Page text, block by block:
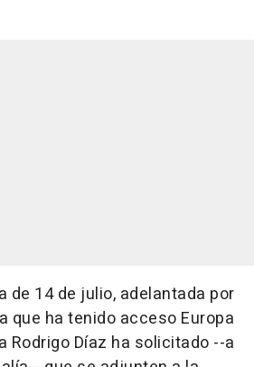
de 14 de julio, adelantada por
que ha tenido acceso Europa
Rodrigo Díaz ha solicitado --a